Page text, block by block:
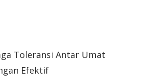
Toleransi Antar Umat
Efektif